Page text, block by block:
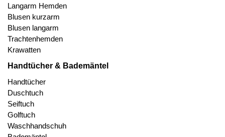
Langarm Hemden
Blusen kurzarm
Blusen langarm
Trachtenhemden
Krawatten
Handtücher & Bademäntel
Handtücher
Duschtuch
Seiftuch
Golftuch
Waschhandschuh